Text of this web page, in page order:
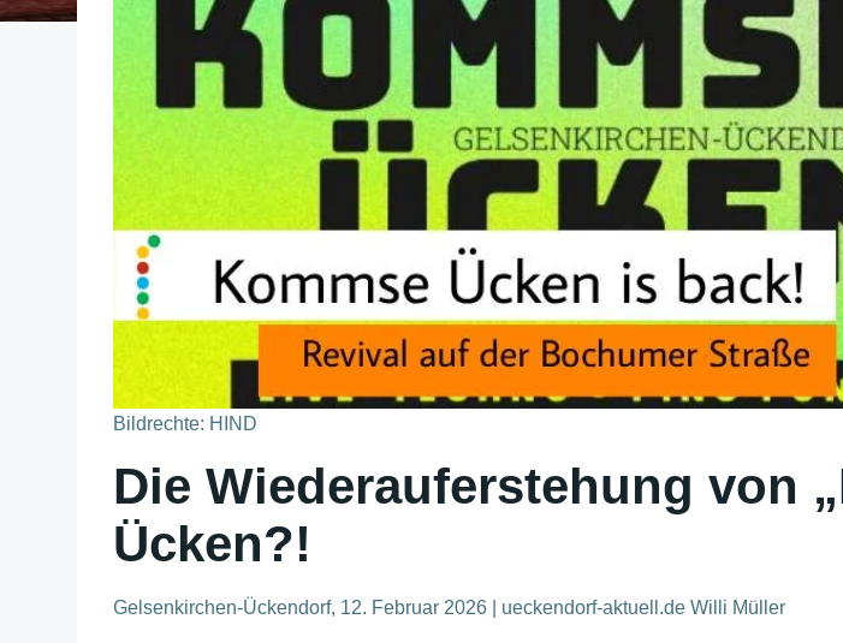
Bildrechte: HIND
Die Wiederauferstehung von
Ücken?!
Gelsenkirchen-Ückendorf, 12. Februar 2026 | ueckendorf-aktuell.de Willi Müller